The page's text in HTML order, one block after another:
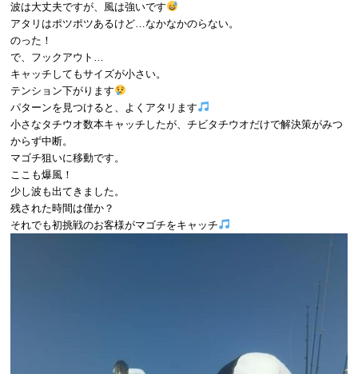
波は大丈夫ですが、風は強いです
アタリはポツポツあるけど…なかなかのらない。
のった！
で、フックアウト…
キャッチしてもサイズが小さい。
テンション下がります
パターンを見つけると、よくアタリます
小さなタチウオ数本キャッチしたが、チビタチウオだけで解決策がみつ
からず中断。
マゴチ狙いに移動です。
ここも爆風！
少し波も出てきました。
残された時間は僅か？
それでも初挑戦のお客様がマゴチをキャッチ